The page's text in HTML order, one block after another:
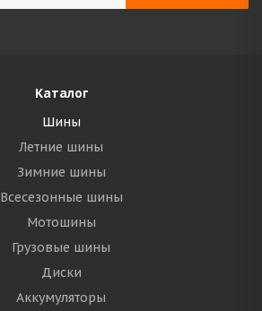
Каталог
Шины
Летние шины
Зимние шины
Всесезонные шины
Мотошины
Грузовые шины
Диски
Аккумуляторы